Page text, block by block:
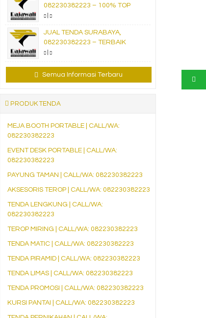
082230382223 – 100% TOP
|
JUAL TENDA SURABAYA,
082230382223 – TERBAIK
|
Semua Informasi Terbaru
PRODUK TENDA
MEJA BOOTH PORTABLE | CALL/WA:
082230382223
EVENT DESK PORTABLE | CALL/WA:
082230382223
PAYUNG TAMAN | CALL/WA: 082230382223
AKSESORIS TEROP | CALL/WA: 082230382223
TENDA LENGKUNG | CALL/WA:
082230382223
TEROP MIRING | CALL/WA: 082230382223
TENDA MATIC | CALL/WA: 082230382223
TENDA PIRAMID | CALL/WA: 082230382223
TENDA LIMAS | CALL/WA: 082230382223
TENDA PROMOSI | CALL/WA: 082230382223
KURSI PANTAI | CALL/WA: 082230382223